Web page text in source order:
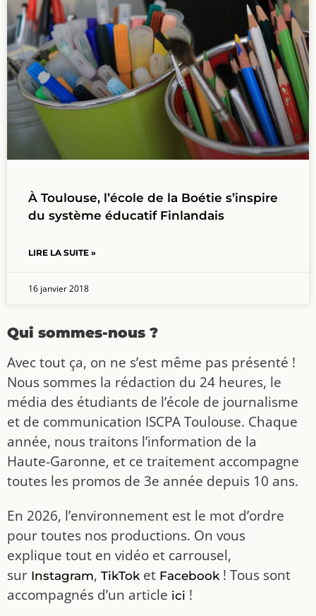
À Toulouse, l’école de la Boétie s’inspire
du système éducatif Finlandais
LIRE LA SUITE »
16 janvier 2018
Qui sommes-nous ?
Avec tout ça, on ne s’est même pas présenté !
Nous sommes la rédaction du 24 heures, le
média des étudiants de l’école de journalisme
et de communication ISCPA Toulouse. Chaque
année, nous traitons l’information de la
Haute-Garonne, et ce traitement accompagne
toutes les promos de 3e année depuis 10 ans.
En 2026, l’environnement est le mot d’ordre
pour toutes nos productions. On vous
explique tout en vidéo et carrousel,
sur Instagram, TikToket Facebook! Tous sont
accompagnés d’un article ici !